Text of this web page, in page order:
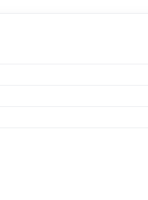
ッスンを展開している。
いて岡山潔氏、オリヴィエ・シャルリエ氏